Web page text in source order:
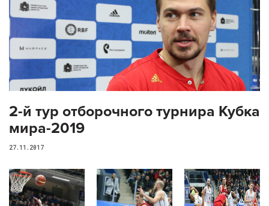
2-й тур отборочного турнира Кубка
мира-2019
27.11.2017